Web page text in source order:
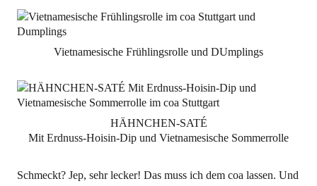
Vietnamesische Frühlingsrolle und DUmplings
HÄHNCHEN-SATÉ
Mit Erdnuss-Hoisin-Dip und Vietnamesische Sommerrolle
Schmeckt? Jep, sehr lecker! Das muss ich dem coa lassen. Und